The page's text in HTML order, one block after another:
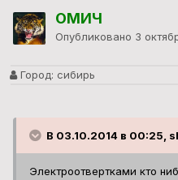
ОМИЧ
Опубликовано 3
Город: сибирь
В 03.10.2014 в 00:25,
Электроотвертками кто